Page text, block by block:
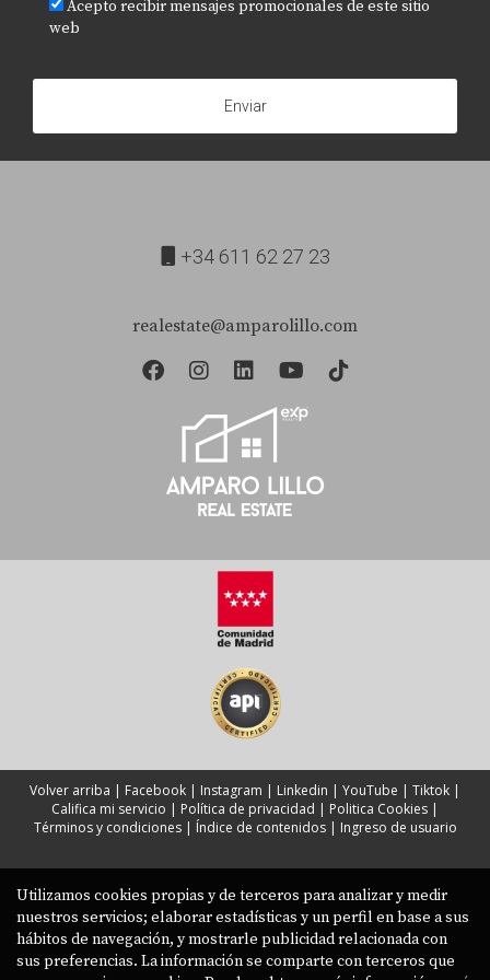
para guiarte hacia una venta exitosa!
Acepto recibir mensajes promocionales de este sitio
web
Enviar
+34 611 62 27 23
realestate@amparolillo.com
Volver arriba | Facebook | Instagram | Linkedin | YouTube | Tiktok |
Califica mi servicio | Política de privacidad | Politica Cookies |
Términos y condiciones| Índice de contenidos| Ingreso de usuario
Utilizamos cookies propias y de terceros para analizar y medir
nuestros servicios; elaborar estadísticas y un perfil en base a sus
hábitos de navegación, y mostrarle publicidad relacionada con
sus preferencias. La información se comparte con terceros que